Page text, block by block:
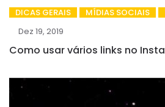
DICAS GERAIS MÍDIAS SOCIAIS
Dez 19, 2019
Como usar vários links no